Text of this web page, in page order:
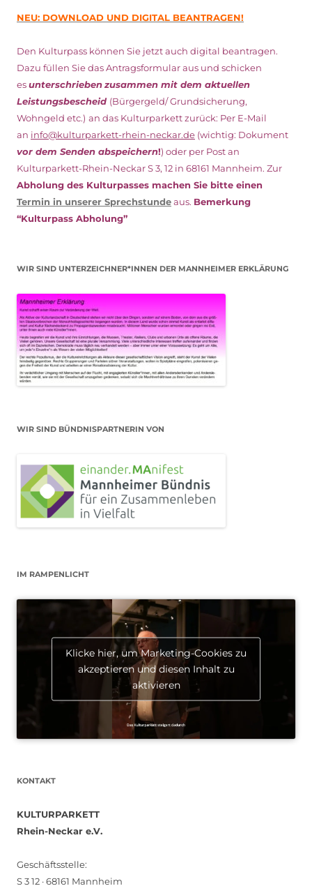
NEU: DOWNLOAD UND DIGITAL BEANTRAGEN!
Den Kulturpass können Sie jetzt auch digital beantragen.
Dazu füllen Sie das Antragsformular aus und schicken
esunterschriebenzusammen mit dem aktuellen
Leistungsbescheid (Bürgergeld/ Grundsicherung,
Wohngeld etc.) an das Kulturparkett zurück: Per E-Mail
an info@kulturparkett-rhein-neckar.de (wichtig: Dokument
vor dem Senden abspeichern!) oder per Post an
Kulturparkett-Rhein-Neckar S 3, 12 in 68161 Mannheim. Zur
Abholung des Kulturpasses machen Sie bitte einen
Termin in unserer Sprechstundeaus. Bemerkung
“Kulturpass Abholung”
WIR SIND UNTERZEICHNER*INNEN DER MANNHEIMER ERKLÄRUNG
WIR SIND BÜNDNISPARTNERIN VON
IM RAMPENLICHT
Klicke hier, um Marketing-Cookies zu
akzeptieren und diesen Inhalt zu
aktivieren
KONTAKT
KULTURPARKETT
Rhein-Neckar e.V.
Geschäftsstelle:
S 3 12 · 68161 Mannheim